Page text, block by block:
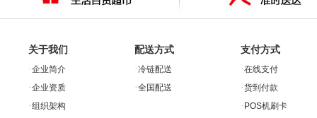
关于我们
·企业简介
·企业资质
·组织架构
配送方式
·冷链配送
·全国配送
支付方式
·在线支付
·货到付款
· POS机刷卡